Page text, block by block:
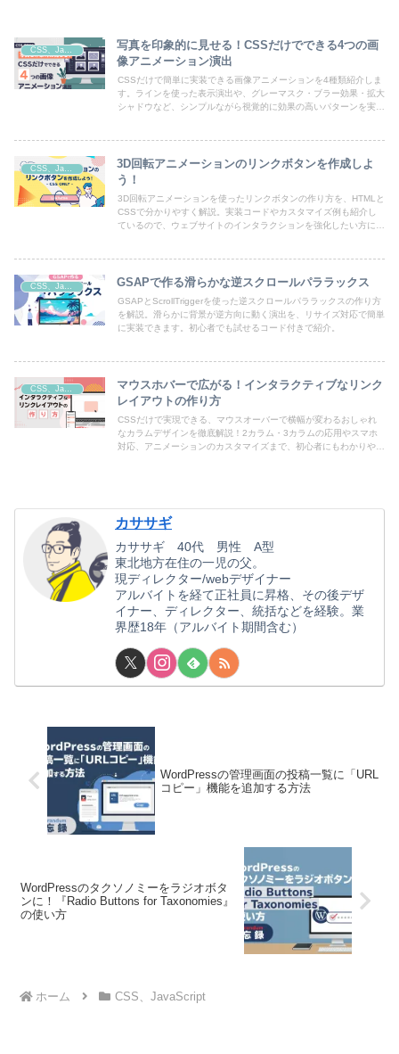
写真を印象的に見せる！CSSだけでできる4つの画
像アニメーション演出
CSSだけで簡単に実装できる画像アニメーションを4種類紹介しま
す。ラインを使った表示演出や、グレーマスク・ブラー効果・拡大
シャドウなど、シンプルながら視覚的に効果の高いパターンを実装
3D回転アニメーションのリンクボタンを作成しよ
う！
3D回転アニメーションを使ったリンクボタンの作り方を、HTMLと
CSSで分かりやすく解説。実装コードやカスタマイズ例も紹介し
ているので、ウェブサイトのインタラクションを強化したい方にお
CSS、JavaScript GSAPで作る滑らかな逆スクロールパララックス
GSAPとScrollTriggerを使った逆スクロールパララックスの作り方
を解説。滑らかに背景が逆方向に動く演出を、リサイズ対応で簡単
に実装できます。初心者でも試せるコード付きで紹介。
CSS、JavaScript
マウスホバーで広がる！インタラクティブなリンク
レイアウトの作り方
CSSだけで実現できる、マウスオーバーで横幅が変わるおしゃれ
なカラムデザインを徹底解説！2カラム・3カラムの応用やスマホ
対応、アニメーションのカスタマイズまで、初心者にもわかりやす
カササギ
カササギ 40代 男性 A型
東北地方在住の一児の父。
現ディレクター/webデザイナー
アルバイトを経て正社員に昇格、その後デザ
イナー、ディレクター、統括などを経験。業
界歴18年（アルバイト期間含む）
WordPressの管理画面の投稿一覧に「URL
コピー」機能を追加する方法
WordPressのタクソノミーをラジオボタ
ンに！『Radio Buttons for Taxonomies』
の使い方
ホーム CSS、JavaScript